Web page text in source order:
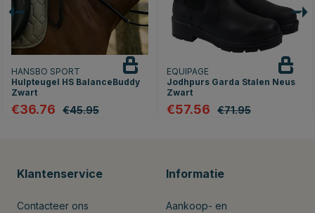
HANSBO SPORT
Hulpteugel HS BalanceBuddy
Zwart
€36.76 €45.95
EQUIPAGE
Jodhpurs Garda Stalen Neus
Zwart
€57.56 €71.95
Klantenservice
Contacteer ons
Informatie
Aankoop- en